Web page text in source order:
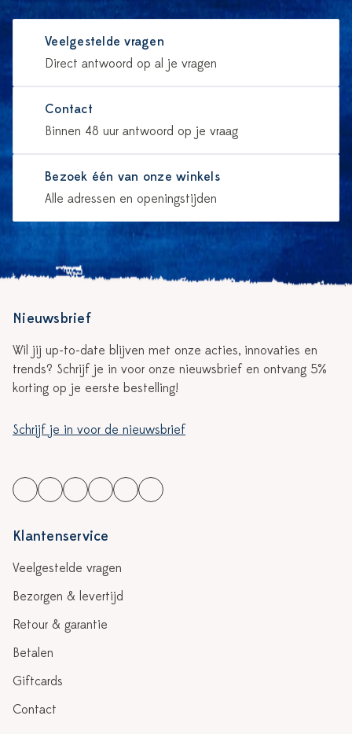
Veelgestelde vragen
Direct antwoord op al je vragen
Contact
Binnen 48 uur antwoord op je vraag
Bezoek één van onze winkels
Alle adressen en openingstijden
Nieuwsbrief
Wil jij up-to-date blijven met onze acties, innovaties en
trends? Schrijf je in voor onze nieuwsbrief en ontvang 5%
korting op je eerste bestelling!
Schrijf je in voor de nieuwsbrief
Klantenservice
Veelgestelde vragen
Bezorgen & levertijd
Retour & garantie
Betalen
Giftcards
Contact